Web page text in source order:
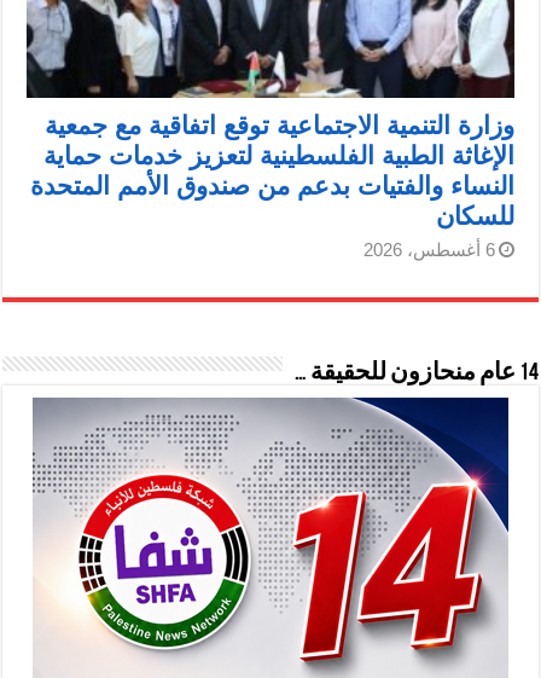
وزارة التنمية الاجتماعية توقع اتفاقية مع جمعية
الإغاثة الطبية الفلسطينية لتعزيز خدمات حماية
النساء والفتيات بدعم من صندوق الأمم المتحدة
للسكان
6 أغسطس، 2026
14 عام منحازون للحقيقة …